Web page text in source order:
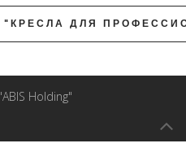
"КРЕСЛА ДЛЯ
Holding"